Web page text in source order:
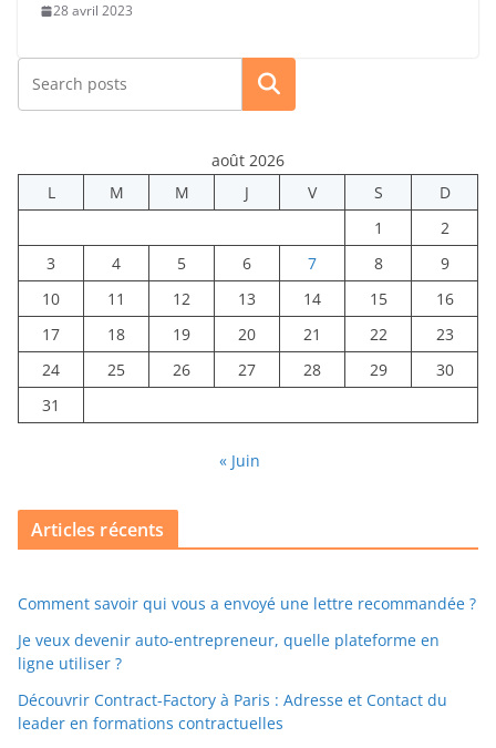
28 avril 2023
Rechercher
août 2026
L
M M J V S
D
1
2
3
4 5 6 7 8
9
10
11 12 13 14 15
16
17
18 19 20 21 22
23
24
25 26 27 28 29
30
31
« Juin
Articles récents
Comment savoir qui vous a envoyé une lettre recommandée ?
Je veux devenir auto-entrepreneur, quelle plateforme en
ligne utiliser ?
Découvrir Contract-Factory à Paris : Adresse et Contact du
leader en formations contractuelles